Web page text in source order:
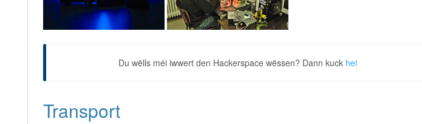
Du wëlls méi iwwert den Hackerspace wëssen? Dann kuck hei
Transport